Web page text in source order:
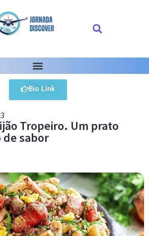
Bio Link
Tropeiro. Um prato
de sabor